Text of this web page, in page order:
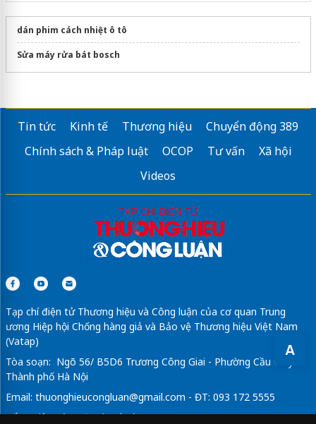
A
dán phim cách nhiệt ô tô
Sửa máy rửa bát bosch
Tin tức Kinh tế Thương hiệu
Chuyển động 389
Chính sách & Pháp luật
OCOP Tư vấn
Xã hội
Videos
Tạp chí điện tử Thương hiệu và Công luận của cơ quan Trung
ương Hiệp hội Chống hàng giả và Bảo vệ Thương hiệu Việt Nam
(Vatap)
Tòa soạn: Ngõ 56/ B5D6 Trương Công Giai - Phường Cầu Giấy -
Thành phố Hà Nội
Email: thuonghieucongluan@gmail.com - ĐT: 093 172 5555
Tổng Biên Tập: Vũ Đức Thuận